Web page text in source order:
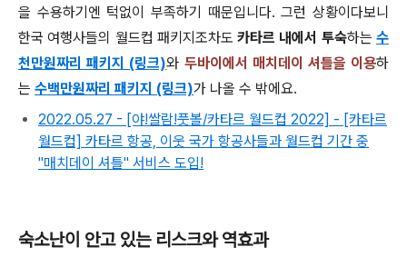
을 수용하기엔 턱없이 부족하기 때문입니다. 그런 상황이다보니
한국 여행사들의 월드컵 패키지조차도카타르 내에서 투숙하는수
천만원짜리 패키지 (링크)와 두바이에서 매치데이 셔틀을 이용하
는 수백만원짜리 패키지 (링크)가 나올 수 밖에요.
2022.05.27 - [야!쌀람!풋볼/카타르 월드컵 2022] - [카타르
월드컵] 카타르 항공, 이웃 국가 항공사들과 월드컵 기간 중
"매치데이 셔틀" 서비스 도입!
숙소난이 안고 있는 리스크와 역효과